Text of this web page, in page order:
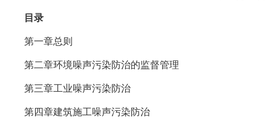
目录
第一章总则
第二章环境噪声污染防治的监督管理
第三章工业噪声污染防治
第四章建筑施工噪声污染防治